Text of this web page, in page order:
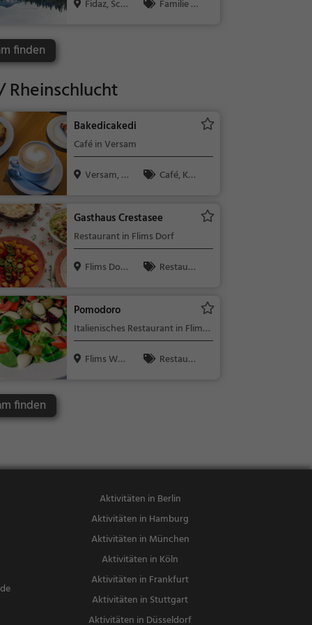
Fidaz, Sch
Familie &
finden
Rheinschlucht
Bakedicakedi
Café in Versam
Versam, S
Café, Kaff
ebäck / Teig
waren
Gasthaus Crestasee
Restaurant in Flims Dorf
Flims Dor
Restaura
tagessen, Eis
Pomodoro
Italienisches Restaurant in Flims
Waldhaus
Flims Wal
Restaura
editerran
finden
Aktivitäten in Berlin
Aktivitäten in Hamburg
Aktivitäten in München
Aktivitäten in Köln
Aktivitäten in Frankfurt
Aktivitäten in Stuttgart
Aktivitäten in Düsseldorf